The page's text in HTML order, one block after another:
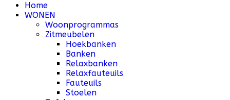
Home
WONEN
Woonprogrammas
Zitmeubelen
Hoekbanken
Banken
Relaxbanken
Relaxfauteuils
Fauteuils
Stoelen